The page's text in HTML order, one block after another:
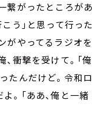
繋がったところがあ
う」と思って行った
がやってるラジオを
衝撃を受けて。「俺
たんだけど。令和ロ
。「ああ、俺と一緒